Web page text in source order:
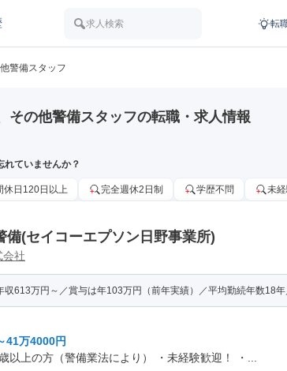
求人検索 転
警備スタッフ
その他警備スタッフの転職・求人情報
れていませんか？
休日120日以上 完全週休2日制 学歴不問 未
備(セイコーエプソン日野事業所)
会社
収613万円～／賞与は年103万円（前年実績）／平均勤続年数18
41万4000円
以上の方（警備業法により） ・未経験歓迎！ ・...